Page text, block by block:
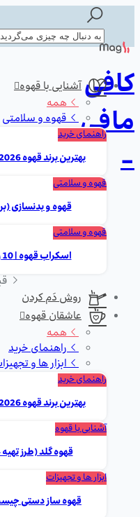
کافی
مافی
-
آشنایی با قهوه
همه
قهوه و سلامتی
راهنمای خرید
بهترین برند قهوه 2026 | معرفی 20 مارک برتر ایرانی و خارجی
قهوه و سلامتی
قهوه و بدنسازی
قهوه و سلامتی
اسکراب قهوه | 10 روش طرز تهیه + خواص و عوارض
روش دَم کردن
عاشقان قهوه
همه
راهنمای خرید
ابزار ها و
راهنمای خرید
بهترین برند قهوه 2026 | معرفی 20 مارک برتر ایرانی و خارجی
آشنایی با قهوه
قهوه گلد (طرز
ابزار ها و تجهیزات
قهوه ساز دستی